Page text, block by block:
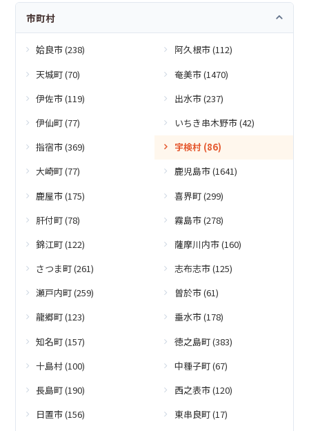
市町村
姶良市 (238)
阿久根市 (112)
天城町 (70)
奄美市 (1470)
伊佐市 (119)
出水市 (237)
伊仙町 (77)
いちき串木野市 (42)
指宿市 (369)
宇検村 (86)
大崎町 (77)
鹿児島市 (1641)
鹿屋市 (175)
喜界町 (299)
肝付町 (78)
霧島市 (278)
錦江町 (122)
薩摩川内市 (160)
さつま町 (261)
志布志市 (125)
瀬戸内町 (259)
曽於市 (61)
龍郷町 (123)
垂水市 (178)
知名町 (157)
徳之島町 (383)
十島村 (100)
中種子町 (67)
長島町 (190)
西之表市 (120)
日置市 (156)
東串良町 (17)